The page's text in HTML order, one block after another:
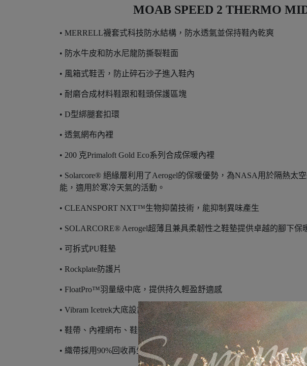
MOAB SPEED 2 THERMO
• MERRELL襪套式科技防水結構，防水透氣並保持鞋內乾爽
• 防水牛皮和防水尼龍防撕裂鞋面
• 風箱式鞋舌，防止碎石沙子進入鞋內
• 耐磨合成材料鞋跟和鞋頭保護區塊
• D型綁腿套扣環
• 透氣網布內裡
• 200 克Primaloft Gold Eco系列合成保暖內裡
• Solarcore® 絕緣層利用了Aerogel的保暖優勢，為NASA用於隔熱
能，適用於寒冷天氣的活動。
• CLEANSPORT NXT™生物抑菌技術，能抑制異味產生
• SOLARCORE® Aerogel超薄且兼具柔韌性之鞋墊提供卓越的腳下保
• 可拆式PU鞋墊
• Rockplate防護片
• FloatPro™羽量級中底，提供持久輕盈舒適感
• Vibram Icetrek大底設計，提供在極冷、冰冷或積雪表面上的增強抓地
• 鞋帶、內裡網布、鞋墊網布採用100%回收再生材質
• 織帶採用90%回收再生材質 • 鞋墊PU採用5%回收再生材質